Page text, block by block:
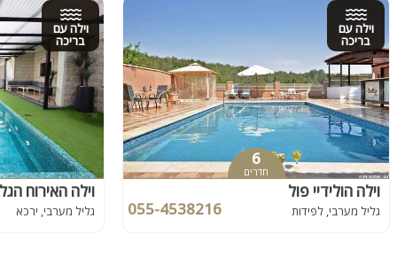
וילה עם
בריכה
6
חדרים
וילה הולידיי פול
גליל מערבי, לפידות 055-4538216
וילה עם
בריכה
וילה האירוח
גליל מערבי, ירכא